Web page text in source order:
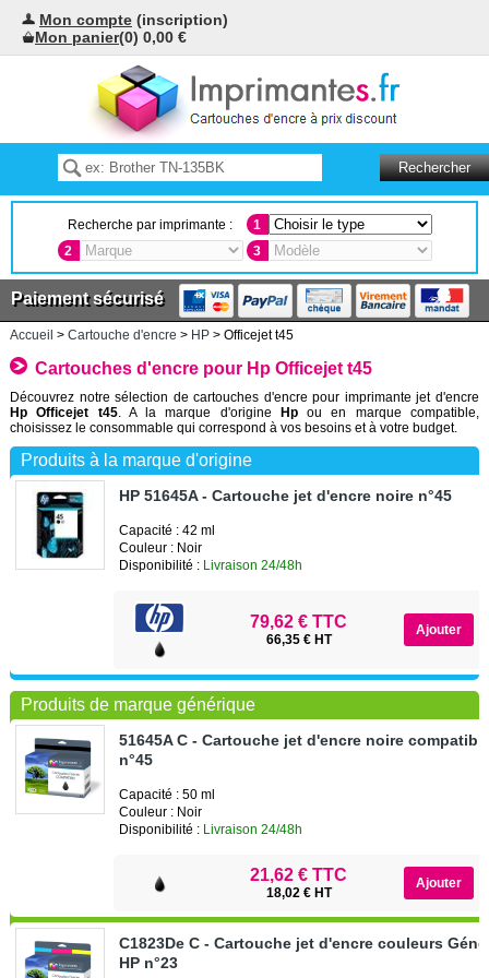
Mon compte (inscription)
Mon panier(0) 0,00 €
Recherche par imprimante :
1
2
3
Paiement sécurisé
Accueil > Cartouche d'encre > HP> Officejet t45
Cartouches d'encre pour Hp Officejet t45
Découvrez notre sélection de cartouches d'encre pour imprimante jet d'encre
Hp Officejet t45. A la marque d'origine Hpou en marque compatible,
choisissez le consommable qui correspond à vos besoins et à votre budget.
Produits à la marque d'origine
HP 51645A - Cartouche jet d'encre noire n°45
Capacité : 42 ml
Couleur : Noir
Disponibilité : Livraison 24/48h
79,62 € TTC
66,35 € HT
Produits de marque générique
51645A C - Cartouche jet d'encre noire
n°45
Capacité : 50 ml
Couleur : Noir
Disponibilité : Livraison 24/48h
21,62 € TTC
18,02 € HT
C1823De C - Cartouche jet d'encre couleurs
HP n°23